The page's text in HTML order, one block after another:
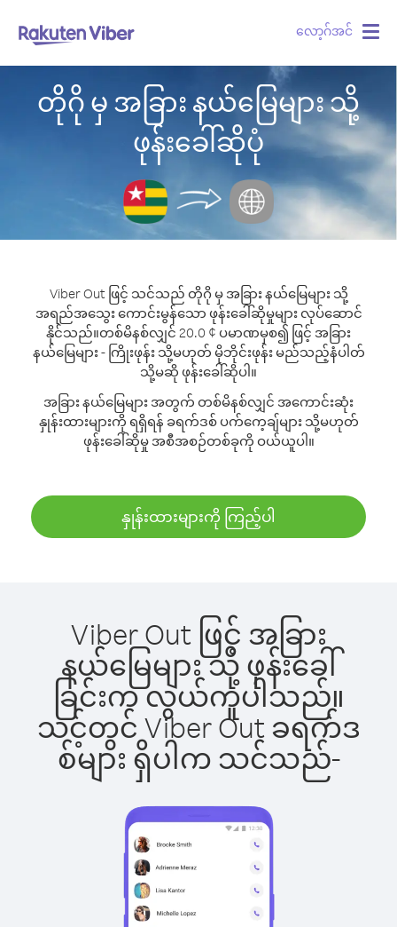
လော့ဂ်အင်
တိုဂို မှ အခြား နယ်မြေများ သို့
ဖုန်းခေါ်ဆိုပုံ
Viber Out ဖြင့် သင်သည် တိုဂို မှ အခြား နယ်မြေများ သို့
အရည်အသွေး ကောင်းမွန်သော ဖုန်းခေါ်ဆိုမှုများ လုပ်ဆောင်
နိုင်သည်။တစ်မိနစ်လျှင် 20.0 ¢ ပမာဏမှစ၍ ဖြင့် အခြား
နယ်မြေများ - ကြိုးဖုန်း သို့မဟုတ် မိုဘိုင်းဖုန်း မည်သည့်နံပါတ်
သို့မဆို ဖုန်းခေါ်ဆိုပါ။
အခြား နယ်မြေများ အတွက် တစ်မိနစ်လျှင် အကောင်းဆုံး
နှုန်းထားများကို ရရှိရန် ခရက်ဒစ် ပက်ကေ့ချ်များ သို့မဟုတ်
ဖုန်းခေါ်ဆိုမှု အစီအစဉ်တစ်ခုကို ဝယ်ယူပါ။
နှုန်းထားများကို ကြည့်ပါ
Viber Out ဖြင့် အခြား
နယ်မြေများ သို့ ဖုန်းခေါ်
ခြင်းက လွယ်ကူပါသည်။
သင့်တွင် Viber Out ခရက်ဒ
စ်များ ရှိပါက သင်သည်-